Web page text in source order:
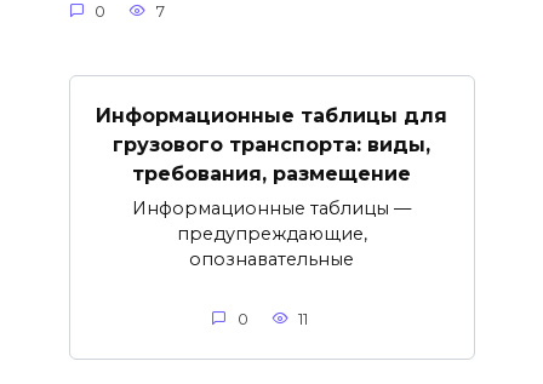
0 7
Информационные таблицы для
грузового транспорта: виды,
требования, размещение
Информационные таблицы —
предупреждающие,
опознавательные
0 11